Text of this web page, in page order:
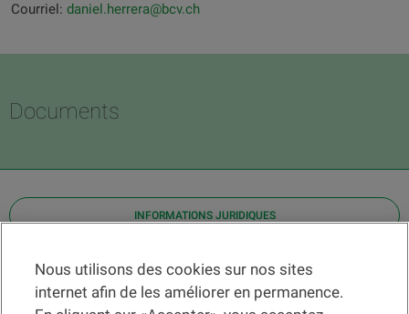
Courriel: daniel.herrera@bcv.ch
Documents
INFORMATIONS JURIDIQUES
Contact
Localiser une agence
Nous utilisons des cookies sur nos sites
internet afin de les améliorer en permanence.